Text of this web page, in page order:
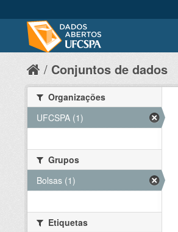
Conjuntos de dados
Organizações
UFCSPA (1)
Grupos
Bolsas (1)
Etiquetas